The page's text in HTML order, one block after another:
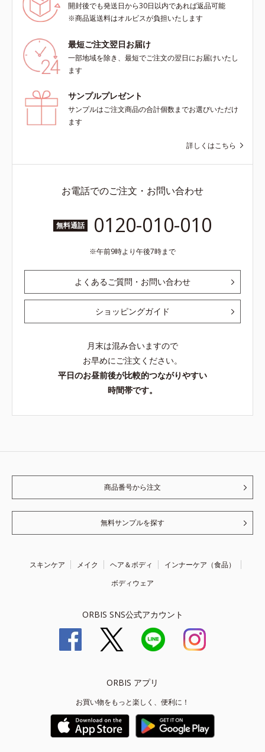
開封後でも発送日から30日以内であれば返品可能
※商品返送料はオルビスが負担いたします
最短ご注文翌日お届け
一部地域を除き、最短でご注文の翌日にお届けいたし
ます
サンプルプレゼント
サンプルはご注文商品の合計個数までお選びいただけ
ます
詳しくはこちら
お電話でのご注文・お問い合わせ
無料通話 0120-010-010
午前9時より午後7時まで
よくあるご質問・お問い合わせ
ショッピングガイド
月末は混み合いますので
お早めにご注文ください。
平日のお昼前後が比較的つながりやすい
時間帯です。
商品番号から注文
無料サンプルを探す
スキンケア メイク ヘア＆ボディ
インナーケア（食品）
ボディウェア
ORBIS SNS公式アカウント
ORBIS アプリ
お買い物をもっと楽しく、便利に！